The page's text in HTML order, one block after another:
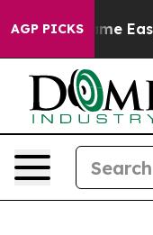
AGP PICKS
Became Easy to